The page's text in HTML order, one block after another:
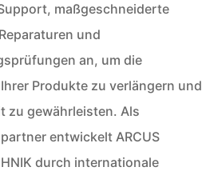
maßgeschneiderte
und
an, um die
Produkte zu verlängern und
zu gewährleisten. Als
entwickelt ARCUS
durch internationale